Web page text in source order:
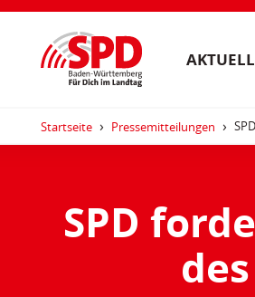
Startseite Pressemitteilungen
SPD